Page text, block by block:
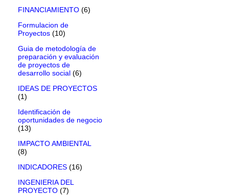
FINANCIAMIENTO (6)
Formulacion de
Proyectos (10)
Guia de metodología de
preparación y evaluación
de proyectos de
desarrollo social (6)
IDEAS DE PROYECTOS
(1)
Identificación de
oportunidades de negocio
(13)
IMPACTO AMBIENTAL
(8)
INDICADORES (16)
INGENIERIA DEL
PROYECTO (7)